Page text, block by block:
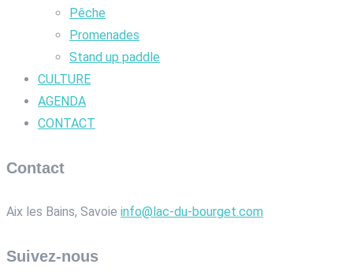
Pêche
Promenades
Stand up paddle
CULTURE
AGENDA
CONTACT
Contact
Aix les Bains, Savoie info@lac-du-bourget.com
Suivez-nous